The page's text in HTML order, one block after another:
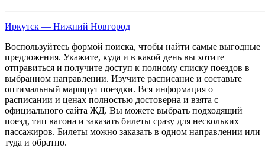
Иркутск — Нижний Новгород
Воспользуйтесь формой поиска, чтобы найти самые выгодные
предложения. Укажите, куда и в какой день вы хотите
отправиться и получите доступ к полному списку поездов в
выбранном направлении. Изучите расписание и составьте
оптимальный маршрут поездки. Вся информация о
расписании и ценах полностью достоверна и взята с
официального сайта ЖД. Вы можете выбрать подходящий
поезд, тип вагона и заказать билеты сразу для нескольких
пассажиров. Билеты можно заказать в одном направлении или
туда и обратно.